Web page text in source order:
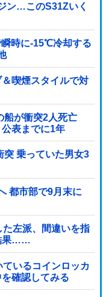
ン…このS31Zいく
瞬時に-15℃冷却する
喫煙スタイルで対
船が衝突2人死亡
表までに1年
突 乗っていた男女3
都市部で9月末に
た左派、間違いを指
果……
いるコインロッカ
確認してみる